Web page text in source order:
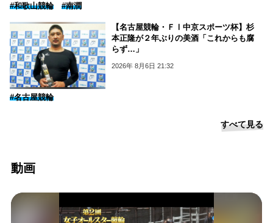
#和歌山競輪 #南潤
【名古屋競輪・ＦⅠ中京スポーツ杯】杉
本正隆が２年ぶりの美酒「これからも腐
らず…」
2026年 8月6日 21:32
#名古屋競輪
すべて見る
動画